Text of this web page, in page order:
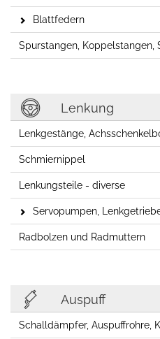
Blattfedern
Spurstangen, Koppelstangen,
Lenkung
Lenkgestänge,
Schmiernippel
Lenkungsteile - diverse
Servopumpen,
Radbolzen und Radmuttern
Auspuff
Schalldämpfer, Auspuffrohre,